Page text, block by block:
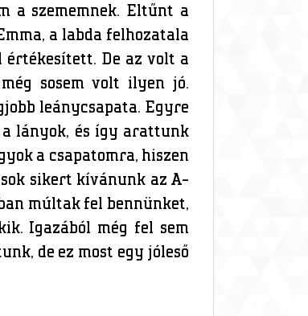
a szememnek. Eltűnt a
a labda felhozatala
De az volt a
sosem volt ilyen jó.
leánycsapata. Egyre
a lányok, és így arattunk
a csapatomra, hiszen
sikert kívánunk az A-
múltak fel bennünket,
Igazából még fel sem
de ez most egy jóleső